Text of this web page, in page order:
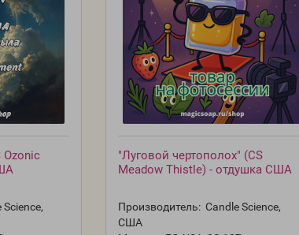
Ozonic
Science,
"Луговой чертополох" (CS
Meadow Thistle) - отдушка США
Производитель: Candle Science,
США